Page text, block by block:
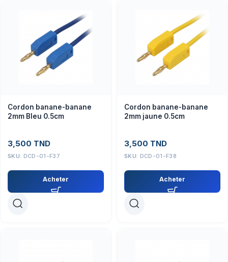
Cordon banane-banane
2mm Bleu 0.5cm
3,500 TND
SKU: DCD-01-F37
Acheter
Cordon banane-banane
2mm jaune 0.5cm
3,500 TND
SKU: DCD-01-F38
Acheter